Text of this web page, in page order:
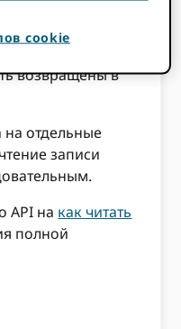
возвращены в
на отдельные
записи
API на как читать
полной
cookie